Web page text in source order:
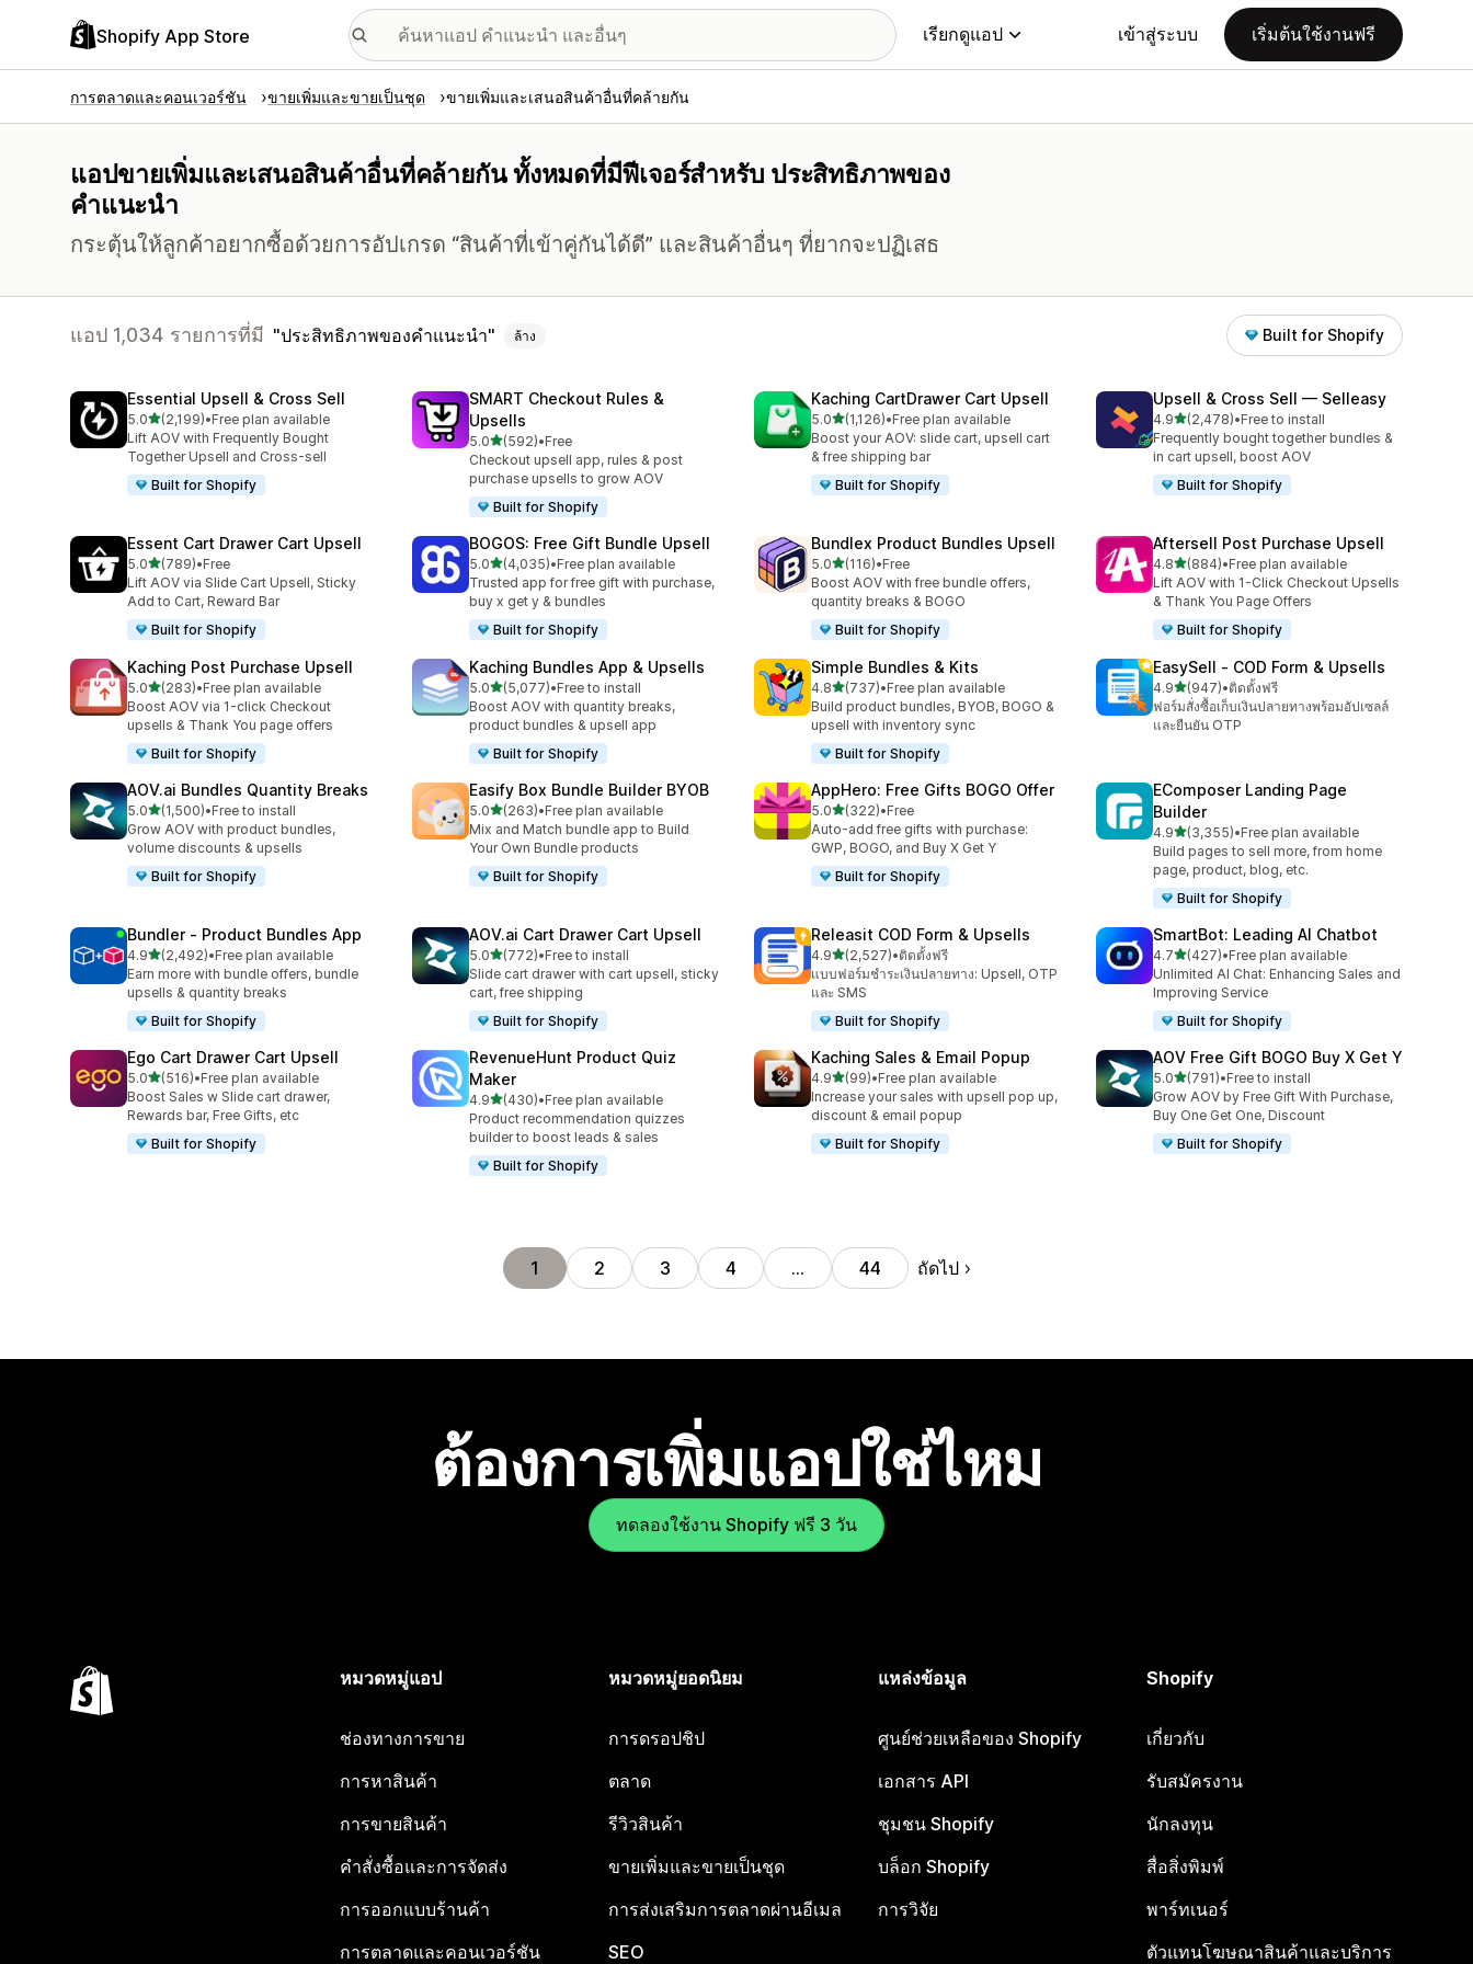
Shopify App Store เรียกดูแอป เข้าสู่ระบบ เริ่มต้นใช้งานฟรี
การตลาดและคอนเวอร์ชัน ขายเพิ่มและขายเป็นชุด ขายเพิ่มและเสนอสินค้าอื่นที่คล้ายกัน
แอปขายเพิ่มและเสนอสินค้าอื่นที่คล้ายกัน ทั้งหมดที่มีฟีเจอร์สำหรับ ประสิทธิภาพของ
คำแนะนำ
กระตุ้นให้ลูกค้าอยากซื้อด้วยการอัปเกรด “สินค้าที่เข้าคู่กันได้ดี” และสินค้าอื่นๆ ที่ยากจะปฏิเสธ
แอป 1,034 รายการที่มี ประสิทธิภาพของคำแนะนำ ล้าง Built for Shopify
Essential Upsell & Cross Sell
5.0เต็ม 5 ดาว
(2,199)
ทั้งหมด 2199 รีวิว
•Free plan available
Lift AOV with Frequently Bought
Together Upsell and Cross-sell
Built for Shopify
SMART Checkout Rules &
Upsells
5.0เต็ม 5 ดาว
(592)
ทั้งหมด 592 รีวิว
•Free
Checkout upsell app, rules & post
purchase upsells to grow AOV
Built for Shopify
Kaching CartDrawer Cart Upsell
5.0เต็ม 5 ดาว
(1,126)
ทั้งหมด 1126 รีวิว
•Free plan available
Boost your AOV: slide cart, upsell cart
& free shipping bar
Built for Shopify
Upsell & Cross Sell — Selleasy
4.9เต็ม 5 ดาว
(2,478)
ทั้งหมด 2478 รีวิว
•Free to install
Frequently bought together bundles &
in cart upsell, boost AOV
Built for Shopify
Essent Cart Drawer Cart Upsell
5.0เต็ม 5 ดาว
(789)
ทั้งหมด 789 รีวิว
•Free
Lift AOV via Slide Cart Upsell, Sticky
Add to Cart, Reward Bar
Built for Shopify
BOGOS: Free Gift Bundle Upsell
5.0เต็ม 5 ดาว
(4,035)
ทั้งหมด 4035 รีวิว
•Free plan available
Trusted app for free gift with purchase,
buy x get y & bundles
Built for Shopify
Bundlex Product Bundles Upsell
5.0เต็ม 5 ดาว
(116)
ทั้งหมด 116 รีวิว
•Free
Boost AOV with free bundle offers,
quantity breaks & BOGO
Built for Shopify
Aftersell Post Purchase Upsell
4.8เต็ม 5 ดาว
(884)
ทั้งหมด 884 รีวิว
•Free plan available
Lift AOV with 1-Click Checkout Upsells
& Thank You Page Offers
Built for Shopify
Kaching Post Purchase Upsell
5.0เต็ม 5 ดาว
(283)
ทั้งหมด 283 รีวิว
•Free plan available
Boost AOV via 1-click Checkout
upsells & Thank You page offers
Built for Shopify
Kaching Bundles App & Upsells
5.0เต็ม 5 ดาว
(5,077)
ทั้งหมด 5077 รีวิว
•Free to install
Boost AOV with quantity breaks,
product bundles & upsell app
Built for Shopify
Simple Bundles & Kits
4.8เต็ม 5 ดาว
(737)
ทั้งหมด 737 รีวิว
•Free plan available
Build product bundles, BYOB, BOGO &
upsell with inventory sync
Built for Shopify
EasySell ‑ COD Form & Upsells
4.9เต็ม 5 ดาว
(947)
ทั้งหมด 947 รีวิว
•ติดตั้งฟรี
ฟอร์มสั่งซื้อเก็บเงินปลายทางพร้อมอัปเซลล์
และยืนยัน OTP
AOV.ai Bundles Quantity Breaks
5.0เต็ม 5 ดาว
(1,500)
ทั้งหมด 1500 รีวิว
•Free to install
Grow AOV with product bundles,
volume discounts & upsells
Built for Shopify
Easify Box Bundle Builder BYOB
5.0เต็ม 5 ดาว
(263)
ทั้งหมด 263 รีวิว
•Free plan available
Mix and Match bundle app to Build
Your Own Bundle products
Built for Shopify
AppHero: Free Gifts BOGO Offer
5.0เต็ม 5 ดาว
(322)
ทั้งหมด 322 รีวิว
•Free
Auto-add free gifts with purchase:
GWP, BOGO, and Buy X Get Y
Built for Shopify
EComposer Landing Page
Builder
4.9เต็ม 5 ดาว
(3,355)
ทั้งหมด 3355 รีวิว
•Free plan available
Build pages to sell more, from home
page, product, blog, etc.
Built for Shopify
Bundler ‑ Product Bundles App
4.9เต็ม 5 ดาว
(2,492)
ทั้งหมด 2492 รีวิว
•Free plan available
Earn more with bundle offers, bundle
upsells & quantity breaks
Built for Shopify
AOV.ai Cart Drawer Cart Upsell
5.0เต็ม 5 ดาว
(772)
ทั้งหมด 772 รีวิว
•Free to install
Slide cart drawer with cart upsell, sticky
cart, free shipping
Built for Shopify
Releasit COD Form & Upsells
4.9เต็ม 5 ดาว
(2,527)
ทั้งหมด 2527 รีวิว
•ติดตั้งฟรี
แบบฟอร์มชำระเงินปลายทาง: Upsell, OTP
และ SMS
Built for Shopify
SmartBot: Leading AI Chatbot
4.7เต็ม 5 ดาว
(427)
ทั้งหมด 427 รีวิว
•Free plan available
Unlimited AI Chat: Enhancing Sales and
Improving Service
Built for Shopify
Ego Cart Drawer Cart Upsell
5.0เต็ม 5 ดาว
(516)
ทั้งหมด 516 รีวิว
•Free plan available
Boost Sales w Slide cart drawer,
Rewards bar, Free Gifts, etc
Built for Shopify
RevenueHunt Product Quiz
Maker
4.9เต็ม 5 ดาว
(430)
ทั้งหมด 430 รีวิว
•Free plan available
Product recommendation quizzes
builder to boost leads & sales
Built for Shopify
Kaching Sales & Email Popup
4.9เต็ม 5 ดาว
(99)
ทั้งหมด 99 รีวิว
•Free plan available
Increase your sales with upsell pop up,
discount & email popup
Built for Shopify
AOV Free Gift BOGO Buy X Get Y
5.0เต็ม 5 ดาว
(791)
ทั้งหมด 791 รีวิว
•Free to install
Grow AOV by Free Gift With Purchase,
Buy One Get One, Discount
Built for Shopify
1 2 3 4 … 44 ถัดไป
ต้องการเพิ่มแอปใช่ไหม
ทดลองใช้งาน Shopify ฟรี 3 วัน
หมวดหมู่แอป
ช่องทางการขาย
การหาสินค้า
การขายสินค้า
คำสั่งซื้อและการจัดส่ง
การออกแบบร้านค้า
การตลาดและคอนเวอร์ชัน
หมวดหมู่ยอดนิยม
การดรอปชิป
ตลาด
รีวิวสินค้า
ขายเพิ่มและขายเป็นชุด
การส่งเสริมการตลาดผ่านอีเมล
SEO
แหล่งข้อมูล
ศูนย์ช่วยเหลือของ Shopify
เอกสาร API
ชุมชน Shopify
บล็อก Shopify
การวิจัย
Shopify
เกี่ยวกับ
รับสมัครงาน
นักลงทุน
สื่อสิ่งพิมพ์
พาร์ทเนอร์
ตัวแทนโฆษณาสินค้าและบริการ